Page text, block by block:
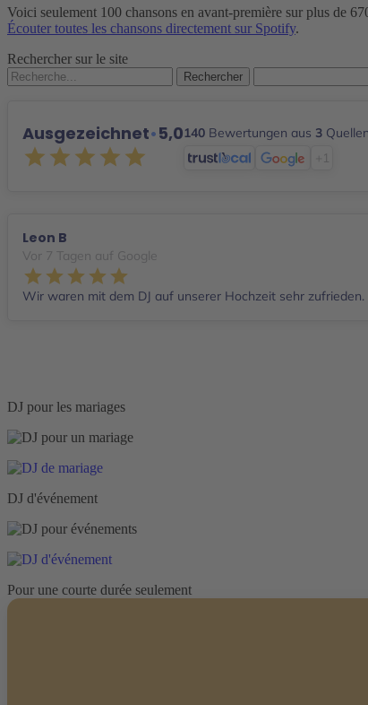
Voici seulement 100 chansons en avant-première sur plus de
Écouter toutes les chansons directement sur Spotify.
Rechercher sur le site
Rechercher :
Ausgezeichnet•5,0140 Bewertungen aus 3 Quellen
+1
Leon B
Vor 7 Tagen auf Google
Wir waren mit dem DJ auf unserer Hochzeit sehr
DJ pour les mariages
DJ d'événement
Pour une courte durée seulement